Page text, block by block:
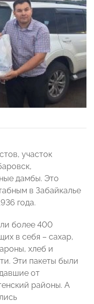
участок
дамбы. Это
в Забайкалье
года.
более 400
в себя – сахар,
хлеб и
Эти пакеты были
от
районы. А